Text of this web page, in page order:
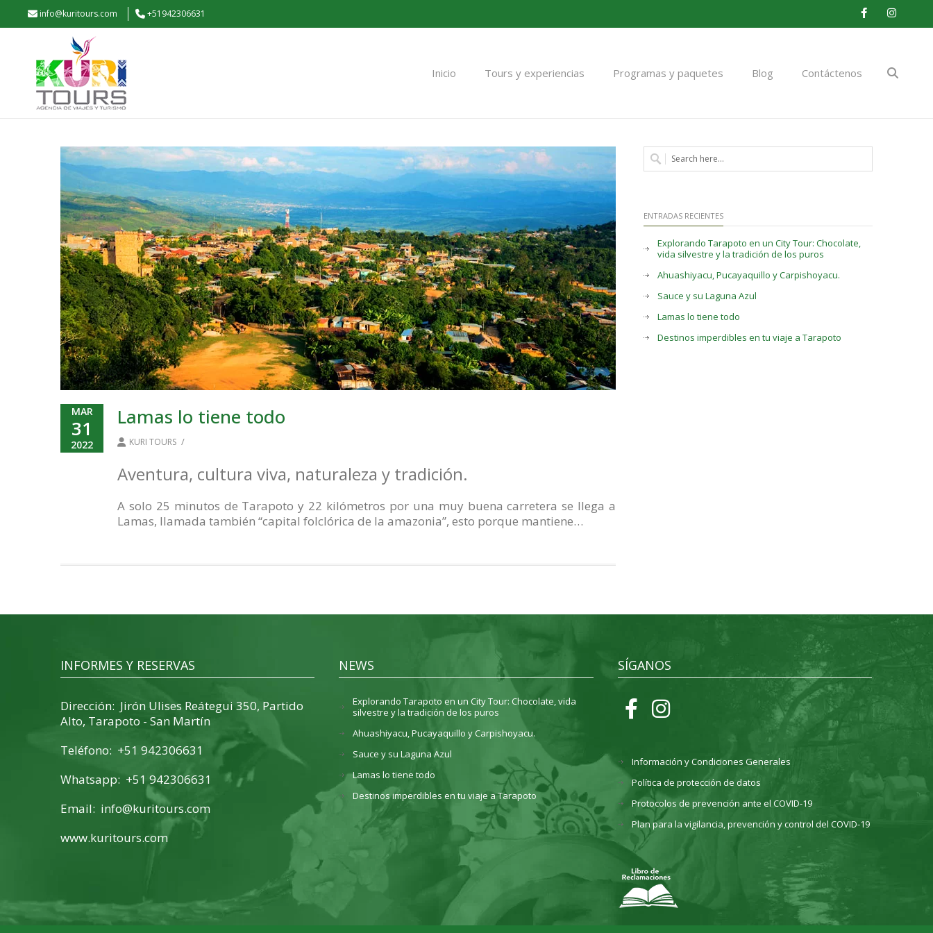
info@kuritours.com +51942306631
Inicio Tours y experiencias Programas y paquetes Blog Contáctenos
MAR
31
2022
Lamas lo tiene todo
KURI TOURS /
Aventura, cultura viva, naturaleza y tradición.
A solo 25 minutos de Tarapoto y 22 kilómetros por una muy buena carretera se llega a
Lamas, llamada también “capital folclórica de la amazonia”, esto porque mantiene…
ENTRADAS RECIENTES
Explorando Tarapoto en un City Tour: Chocolate,
vida silvestre y la tradición de los puros
Ahuashiyacu, Pucayaquillo y Carpishoyacu.
Sauce y su Laguna Azul
Lamas lo tiene todo
Destinos imperdibles en tu viaje a Tarapoto
INFORMES Y RESERVAS
Dirección: Jirón Ulises Reátegui 350, Partido
Alto, Tarapoto - San Martín
Teléfono: +51 942306631
Whatsapp: +51 942306631
Email: info@kuritours.com
www.kuritours.com
NEWS
Explorando Tarapoto en un City Tour: Chocolate, vida
silvestre y la tradición de los puros
Ahuashiyacu, Pucayaquillo y Carpishoyacu.
Sauce y su Laguna Azul
Lamas lo tiene todo
Destinos imperdibles en tu viaje a Tarapoto
SÍGANOS
Información y Condiciones Generales
Política de protección de datos
Protocolos de prevención ante el COVID-19
Plan para la vigilancia, prevención y control del COVID-19